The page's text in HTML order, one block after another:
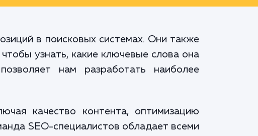
в поисковых системах. Они также
узнать, какие ключевые слова она
нам разработать наиболее
качество контента, оптимизацию
SEO-специалистов обладает всеми